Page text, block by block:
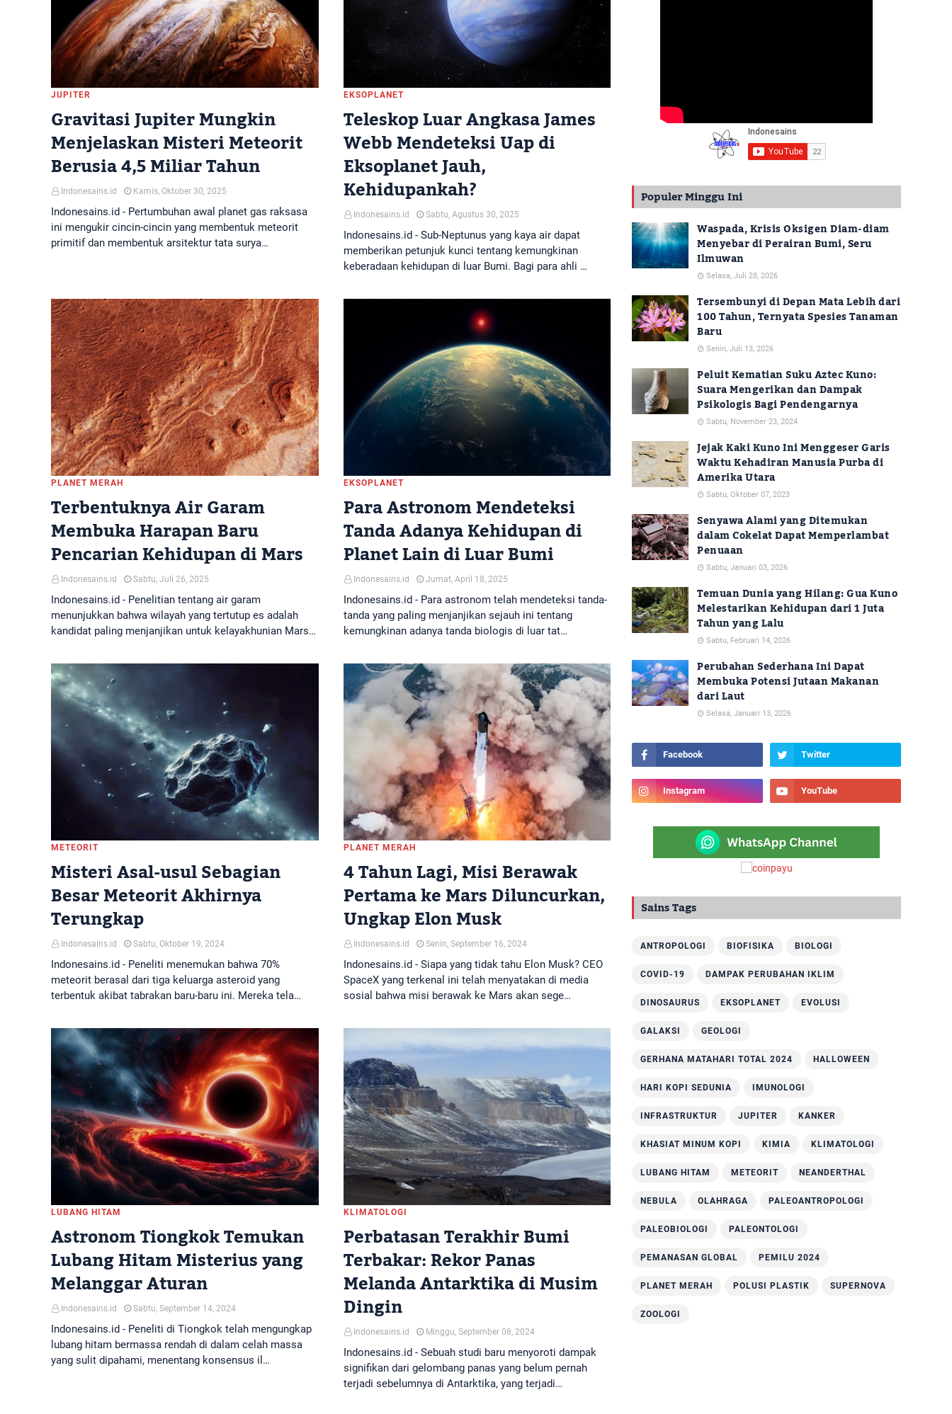
JUPITER
Gravitasi Jupiter Mungkin
Menjelaskan Misteri Meteorit
Berusia 4,5 Miliar Tahun
Indonesains.id Kamis, Oktober 30, 2025
Indonesains.id - Pertumbuhan awal planet gas raksasa
ini mengukir cincin-cincin yang membentuk meteorit
primitif dan membentuk arsitektur tata surya…
EKSOPLANET
Teleskop Luar Angkasa James
Webb Mendeteksi Uap di
Eksoplanet Jauh,
Kehidupankah?
Indonesains.id Sabtu, Agustus 30, 2025
Indonesains.id - Sub-Neptunus yang kaya air dapat
memberikan petunjuk kunci tentang kemungkinan
keberadaan kehidupan di luar Bumi. Bagi para ahli …
PLANET MERAH
Terbentuknya Air Garam
Membuka Harapan Baru
Pencarian Kehidupan di Mars
Indonesains.id Sabtu, Juli 26, 2025
Indonesains.id - Penelitian tentang air garam
menunjukkan bahwa wilayah yang tertutup es adalah
kandidat paling menjanjikan untuk kelayakhunian Mars…
EKSOPLANET
Para Astronom Mendeteksi
Tanda Adanya Kehidupan di
Planet Lain di Luar Bumi
Indonesains.id Jumat, April 18, 2025
Indonesains.id - Para astronom telah mendeteksi tanda-
tanda yang paling menjanjikan sejauh ini tentang
kemungkinan adanya tanda biologis di luar tat…
METEORIT
Misteri Asal-usul Sebagian
Besar Meteorit Akhirnya
Terungkap
Indonesains.id Sabtu, Oktober 19, 2024
Indonesains.id - Peneliti menemukan bahwa 70%
meteorit berasal dari tiga keluarga asteroid yang
terbentuk akibat tabrakan baru-baru ini. Mereka tela…
PLANET MERAH
4 Tahun Lagi, Misi Berawak
Pertama ke Mars Diluncurkan,
Ungkap Elon Musk
Indonesains.id Senin, September 16, 2024
Indonesains.id - Siapa yang tidak tahu Elon Musk? CEO
SpaceX yang terkenal ini telah menyatakan di media
sosial bahwa misi berawak ke Mars akan sege…
LUBANG HITAM
Astronom Tiongkok Temukan
Lubang Hitam Misterius yang
Melanggar Aturan
Indonesains.id Sabtu, September 14, 2024
Indonesains.id - Peneliti di Tiongkok telah mengungkap
lubang hitam bermassa rendah di dalam celah massa
yang sulit dipahami, menentang konsensus il…
KLIMATOLOGI
Perbatasan Terakhir Bumi
Terbakar: Rekor Panas
Melanda Antarktika di Musim
Dingin
Indonesains.id Minggu, September 08, 2024
Indonesains.id - Sebuah studi baru menyoroti dampak
signifikan dari gelombang panas yang belum pernah
terjadi sebelumnya di Antarktika, yang terjadi…
Populer Minggu Ini
Waspada, Krisis Oksigen Diam-diam
Menyebar di Perairan Bumi, Seru
Ilmuwan
Selasa, Juli 28, 2026
Tersembunyi di Depan Mata Lebih dari
100 Tahun, Ternyata Spesies Tanaman
Baru
Senin, Juli 13, 2026
Peluit Kematian Suku Aztec Kuno:
Suara Mengerikan dan Dampak
Psikologis Bagi Pendengarnya
Sabtu, November 23, 2024
Jejak Kaki Kuno Ini Menggeser Garis
Waktu Kehadiran Manusia Purba di
Amerika Utara
Sabtu, Oktober 07, 2023
Senyawa Alami yang Ditemukan
dalam Cokelat Dapat Memperlambat
Penuaan
Sabtu, Januari 03, 2026
Temuan Dunia yang Hilang: Gua Kuno
Melestarikan Kehidupan dari 1 Juta
Tahun yang Lalu
Sabtu, Februari 14, 2026
Perubahan Sederhana Ini Dapat
Membuka Potensi Jutaan Makanan
dari Laut
Selasa, Januari 13, 2026
Sains Tags
ANTROPOLOGI BIOFISIKA BIOLOGI
COVID-19 DAMPAK PERUBAHAN IKLIM
DINOSAURUS EKSOPLANET EVOLUSI
GALAKSI GEOLOGI
GERHANA MATAHARI TOTAL 2024 HALLOWEEN
HARI KOPI SEDUNIA IMUNOLOGI
INFRASTRUKTUR JUPITER KANKER
KHASIAT MINUM KOPI KIMIA KLIMATOLOGI
LUBANG HITAM METEORIT NEANDERTHAL
NEBULA OLAHRAGA PALEOANTROPOLOGI
PALEOBIOLOGI PALEONTOLOGI
PEMANASAN GLOBAL PEMILU 2024
PLANET MERAH POLUSI PLASTIK SUPERNOVA
ZOOLOGI